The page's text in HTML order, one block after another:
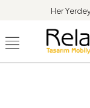
Her